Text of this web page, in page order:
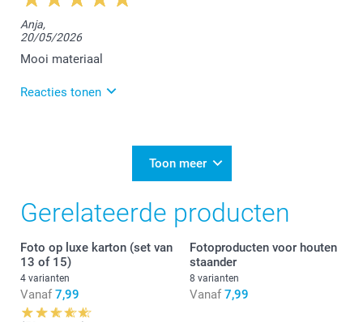
Dag Isabelle,
Wat fijn om te lezen dat je tevreden bent over de
bestelde design fotohouder en de foto's. We kijken
Anja,
20/05/2026
Mooi materiaal
Reacties tonen
met jouw design fotohouder en de foto's die je
bestelde.
Nathalie @smartphoto
Toon meer
Gerelateerde producten
Foto op luxe karton (set van
13 of 15)
4 varianten
Vanaf 7,99
Fotoproducten voor houten
staander
8 varianten
Vanaf 7,99